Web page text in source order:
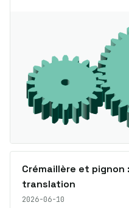
Crémaillère et
translation
2026-06-10